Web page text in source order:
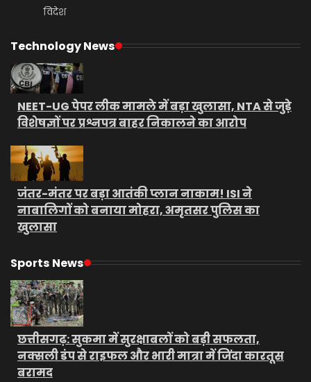
विदेश
Technology News
NEET-UG पेपर लीक मामले में बड़ा खुलासा, NTA से जुड़े
विशेषज्ञों पर प्रश्नपत्र बाहर निकालने का आरोप
जंतर-मंतर पर बड़ा आतंकी प्लान नाकाम! ISI ने
नाबालिगों को बनाया मोहरा, अमृतसर पुलिस का
खुलासा
Sports News
छत्तीसगढ़: सुकमा में सुरक्षाबलों को बड़ी सफलता,
नक्सली डंप से राइफल और भारी मात्रा में जिंदा कारतूस
बरामद